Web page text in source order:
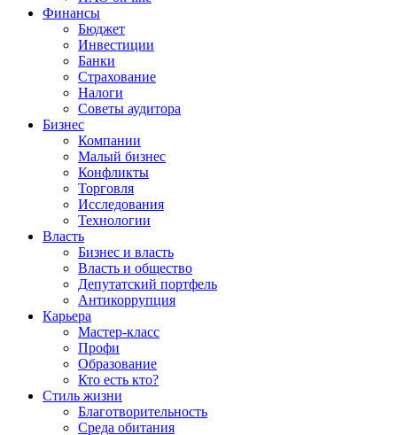
Финансы
Бюджет
Инвестиции
Банки
Страхование
Налоги
Советы аудитора
Бизнес
Компании
Малый бизнес
Конфликты
Торговля
Исследования
Технологии
Власть
Бизнес и власть
Власть и общество
Депутатский портфель
Антикоррупция
Карьера
Мастер-класс
Профи
Образование
Кто есть кто?
Стиль жизни
Благотворительность
Среда обитания